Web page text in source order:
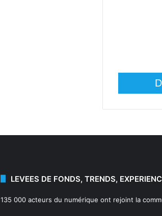
LEVEES DE FONDS, TRENDS,
135 000 acteurs du numérique ont rejoint la